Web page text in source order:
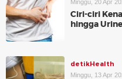
Minggu, 20 Apr
Ciri-ciri
hingga
detikHealth
Minggu, 13 Apr